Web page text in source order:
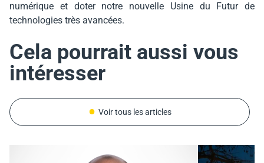
numérique et doter notre nouvelle Usine du Futur de
technologies très avancées.
Cela pourrait aussi vous
intéresser
Voir tous les articles